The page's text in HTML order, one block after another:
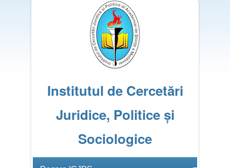
Institutul de Cercetări
Juridice, Politice și
Sociologice